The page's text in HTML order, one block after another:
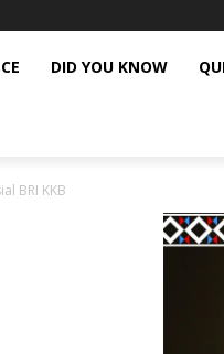
DID YOU KNOW
BRI KKB